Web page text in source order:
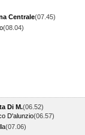
Centrale(07.45)
(08.04)
Di M.(06.52)
D'alunzio(06.57)
(07.06)